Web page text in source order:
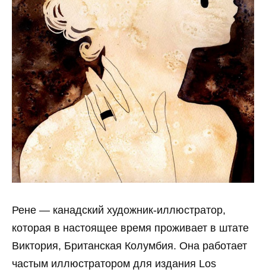
Рене — канадский художник-иллюстратор,
которая в настоящее время проживает в штате
Виктория, Британская Колумбия. Она работает
частым иллюстратором для издания Los